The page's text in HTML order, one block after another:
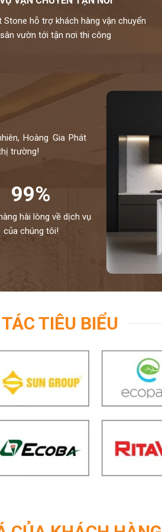
nay, chúng tôi đang sở
Stone hỗ trợ khách hàng vận chuyển
vườn tới tận nơi thi công
Hoàng Gia Phát
trường!
99%
hài lòng về dịch vụ
của chúng tôi!
TIÊU BIỂU